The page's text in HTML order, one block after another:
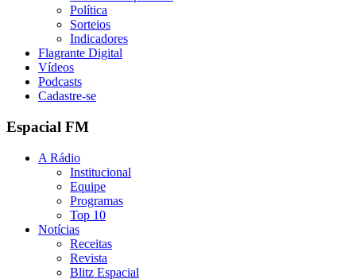
Política
Sorteios
Indicadores
Flagrante Digital
Vídeos
Podcasts
Cadastre-se
Espacial FM
A Rádio
Institucional
Equipe
Programas
Top 10
Notícias
Receitas
Revista
Blitz Espacial